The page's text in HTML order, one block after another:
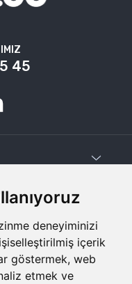
deneyiminizi
içerik
göstermek, web
etmek ve
45